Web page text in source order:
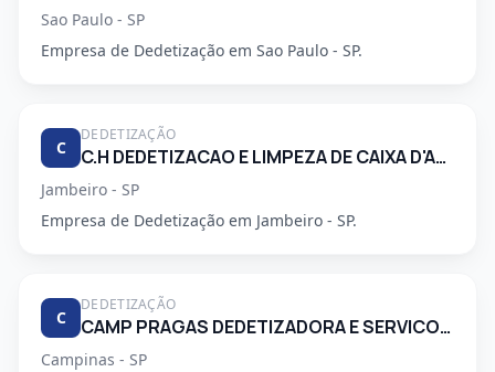
Sao Paulo - SP
Empresa de Dedetização em Sao Paulo - SP.
C
DEDETIZAÇÃO
C.H DEDETIZACAO E LIMPEZA DE CAIXA D'AGUA LTDA
Jambeiro - SP
Empresa de Dedetização em Jambeiro - SP.
C
DEDETIZAÇÃO
CAMP PRAGAS DEDETIZADORA E SERVICOS DE LIMPEZA LTDA
Campinas - SP